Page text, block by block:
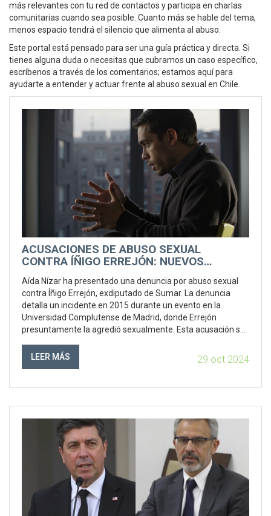
más relevantes con tu red de contactos y participa en charlas
comunitarias cuando sea posible. Cuanto más se hable del tema,
menos espacio tendrá el silencio que alimenta al abuso.
Este portal está pensado para ser una guía práctica y directa. Si
tienes alguna duda o necesitas que cubramos un caso específico,
escríbenos a través de los comentarios; estamos aquí para
ayudarte a entender y actuar frente al abuso sexual en Chile.
ACUSACIONES DE ABUSO SEXUAL
CONTRA ÍÑIGO ERREJÓN: NUEVOS
Aída Nízar ha presentado una denuncia por abuso sexual
contra Íñigo Errejón, exdiputado de Sumar. La denuncia
detalla un incidente en 2015 durante un evento en la
Universidad Complutense de Madrid, donde Errejón
presuntamente la agredió sexualmente. Esta acusación se
alegó conductas inapropiadas por parte de Errejón. El caso
está siendo investigado por la justicia española.
LEER MÁS 29 oct 2024